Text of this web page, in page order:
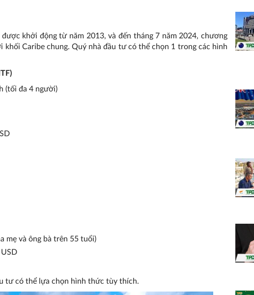
khởi động từ năm 2013, và đến tháng 7 năm 2024, chương
Caribe chung. Quý nhà đầu tư có thể chọn 1 trong các hình
(tối đa 4 người)
mẹ và ông bà trên 55 tuổi)
tư có thể lựa chọn hình thức tùy thích.